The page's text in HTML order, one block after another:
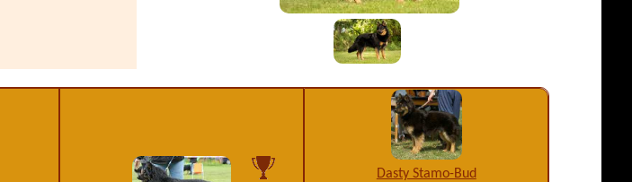
Dasty Stamo-Bud